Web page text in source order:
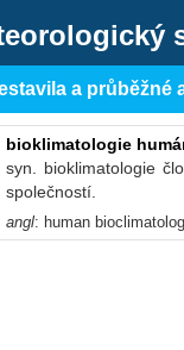
a průběžné
bioklimatologie
syn. bioklimatologie
společností.
angl: human